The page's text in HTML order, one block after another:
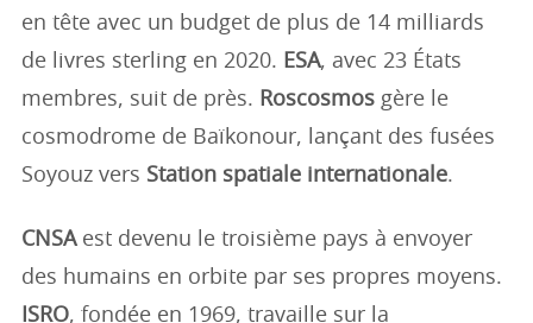
en tête avec un budget de plus de 14 milliards
de livres sterling en 2020. ESA, avec 23 États
membres, suit de près. Roscosmos gère le
cosmodrome de Baïkonour, lançant des fusées
Soyouz vers Station spatiale internationale.
CNSAest devenu le troisième pays à envoyer
des humains en orbite par ses propres moyens.
ISRO, fondée en 1969, travaille sur la